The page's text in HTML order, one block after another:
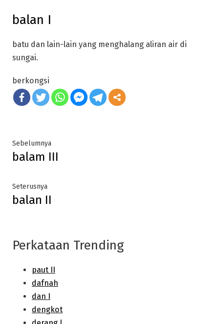
balan I
batu dan lain-lain yang menghalang aliran air di
sungai.
berkongsi
Post
navigation
SebelumnyaPrevious
post:
balam III
SeterusnyaNext
post:
balan II
Perkataan Trending